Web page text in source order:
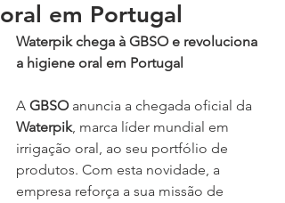
oral em Portugal
Waterpik chega à GBSO e revoluciona
a higiene oral em Portugal
A GBSO anuncia a chegada oficial da
Waterpik, marca líder mundial em
irrigação oral, ao seu portfólio de
produtos. Com esta novidade, a
empresa reforça a sua missão de